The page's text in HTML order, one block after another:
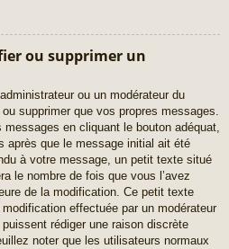
ou supprimer un
ou un modérateur du
supprimer que vos propres messages.
en cliquant le bouton adéquat,
après que le message initial ait été
à votre message, un petit texte situé
le nombre de fois que vous l’avez
de la modification. Ce petit texte
modification effectuée par un modérateur
rédiger une raison discrète
noter que les utilisateurs normaux